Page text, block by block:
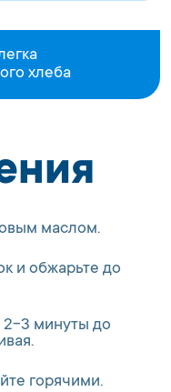
хлеба
маслом.
и обжарьте до
2-3 минуты до
горячими.